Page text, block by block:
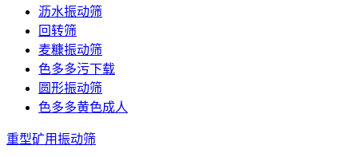
沥水振动筛
回转筛
麦糠振动筛
色多多污下载
圆形振动筛
色多多黄色成人
重型矿用振动筛